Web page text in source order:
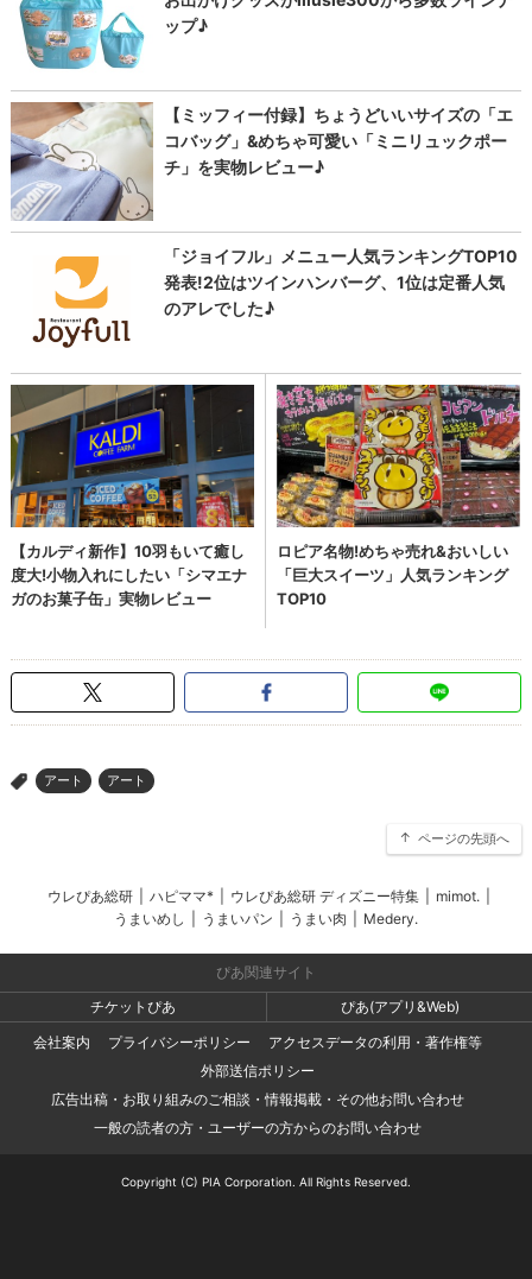
> アート アート
ページの先頭へ
ウレぴあ総研 ハピママ* ウレぴあ総研 ディズニー特集 mimot.
うまいめし
うまいパン うまい肉 Medery.
ぴあ関連サイト
チケットぴあ
ぴあ(アプリ&Web)
会社案内
プライバシーポリシー
アクセスデータの利用・著作権等
外部送信ポリシー
広告出稿・お取り組みのご相談・情報掲載・その他お問い合わせ
一般の読者の方・ユーザーの方からのお問い合わせ
Copyright (C) PIA Corporation. All Rights Reserved.